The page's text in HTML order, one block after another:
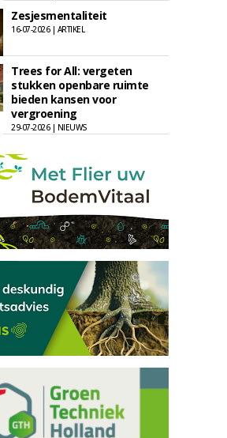
Zesjesmentaliteit
16-07-2026 | ARTIKEL
Trees for All: vergeten
stukken openbare ruimte
bieden kansen voor
vergroening
29-07-2026 | NIEUWS